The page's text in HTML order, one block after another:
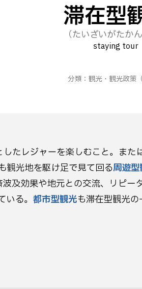
滞在型
（たいざいがたか
staying tour
分類： 観光・観光政策
たレジャーを楽しむこと。また
観光地を駆け足で見て回る周遊型
及効果や地元との交流、リピ
る。 都市型観光も滞在型観光の